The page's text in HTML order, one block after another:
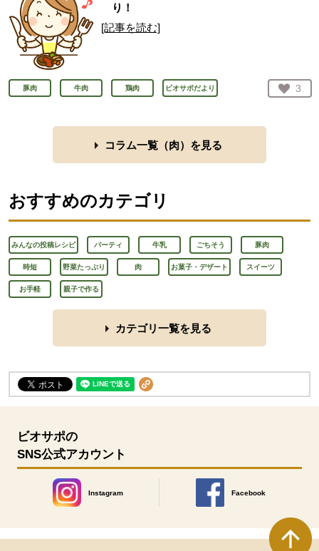
り！
[記事を読む]
豚肉 牛肉 鶏肉 ビオサポだより お気
3
人
コラム一覧（肉）を見る
おすすめのカテゴリ
みんなの投稿レシピ パーティ 牛乳 ごちそう 豚肉
時短 野菜たっぷり 肉 お菓子・デザート スイーツ
お手軽 親子で作る
カテゴリ一覧を見る
ビオサポの
SNS公式アカウント
Instagram
別のウィンドウで開きます。
Facebook
別のウィンドウで開きます